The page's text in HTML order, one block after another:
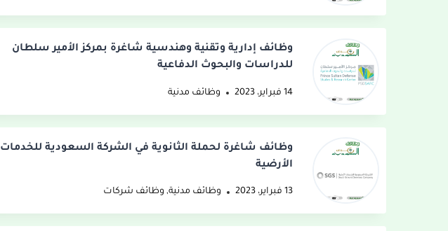
وظائف إدارية وتقنية وهندسية شاغرة بمركز الأمير سلطان
للدراسات والبحوث الدفاعية
14 فبراير، 2023 وظائف مدنية
وظائف شاغرة لحملة الثانوية في الشركة السعودية للخدمات
الأرضية
13 فبراير، 2023 وظائف مدنية, وظائف شركات